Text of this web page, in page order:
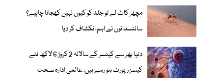
مچھر کاٹ لے تو جلد کو کیوں نہیں کھجانا چاہیے؟
سائنسدانوں نے اہم انکشاف کر دیا
دنیا بھر سے کینسر کے سالانہ 2 کروڑ 6 لاکھ نئے
کیسز رپورٹ ہو رہے ہیں، عالمی ادارہ صحت